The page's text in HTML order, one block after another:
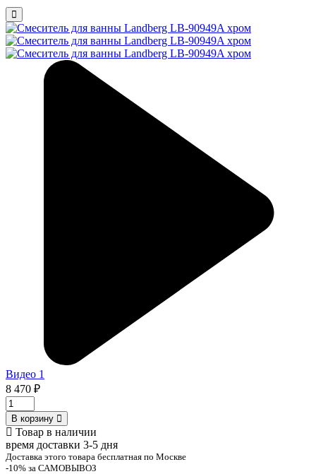
Видео 1
8 470 ₽
В корзину
Товар в наличии
время доставки 3-5 дня
Доставка этого товара бесплатная по Москве
-10% за САМОВЫВОЗ